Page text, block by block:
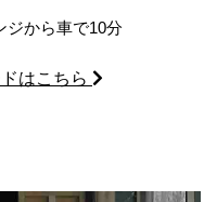
ジから車で10分
はこちら